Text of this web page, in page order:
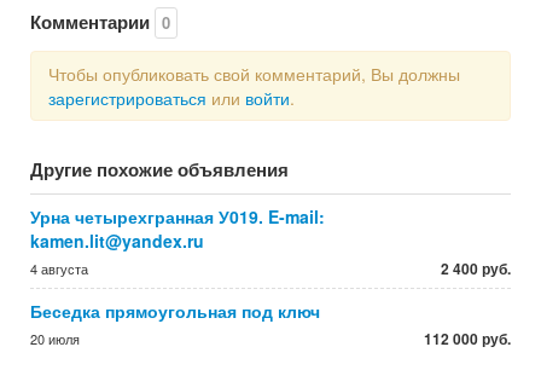
Комментарии 0
Чтобы опубликовать свой комментарий, Вы должны
зарегистрироваться или войти.
Другие похожие объявления
Урна четырехгранная У019. E-mail:
kamen.lit@yandex.ru
4 августа 2 400 руб.
Беседка прямоугольная под ключ
20 июля 112 000 руб.